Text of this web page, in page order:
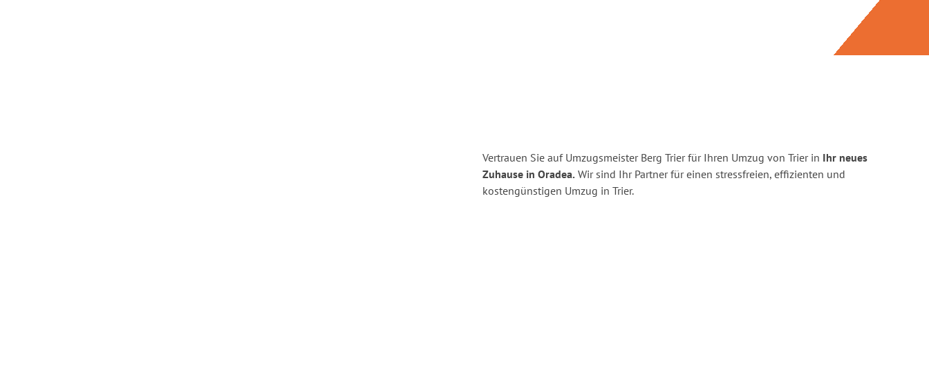
Vertrauen Sie auf Umzugsmeister Berg Trier für Ihren Umzug von Trier in Ihr neues
Zuhause in Oradea. Wir sind Ihr Partner für einen stressfreien, effizienten und
kostengünstigen Umzug in Trier.